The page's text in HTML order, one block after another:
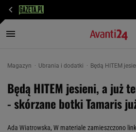
Magazyn Ubrania i dodatki Będą HITEM
Będą HITEM jesieni, a już
- skórzane botki Tamaris
Ada Wiatrowska, W materiale zamieszczono